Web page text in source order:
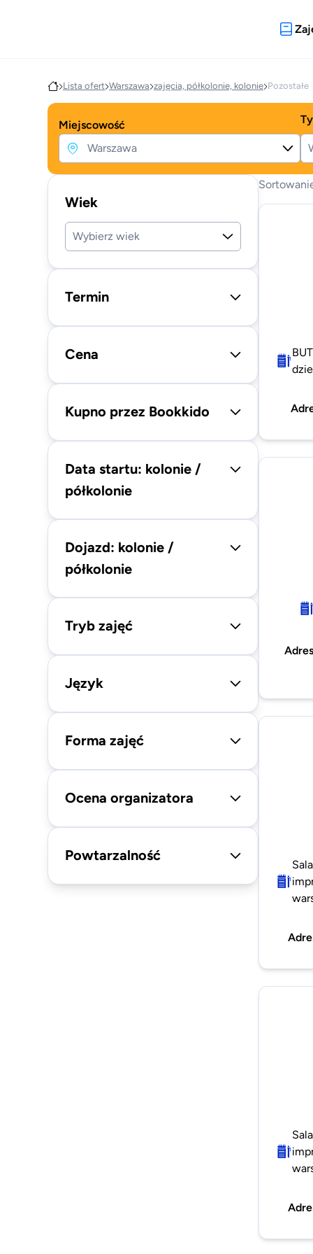
Lista ofert Warszawa zajęcia, półkolonie, kolonie Pozostałe
Miejscowość
Wiek
Wybierz wiek
Termin
Cena
Kupno przez Bookkido
Data startu: kolonie /
półkolonie
Dojazd: kolonie /
półkolonie
Tryb zajęć
Język
Forma zajęć
Ocena organizatora
Powtarzalność
Adres